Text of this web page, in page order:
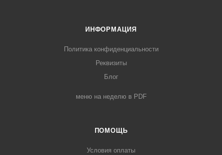
ИНФОРМАЦИЯ
Политика конфиденциальности
Реквизиты
Блог
меню на неделю в PDF
ПОМОЩЬ
Условия оплаты